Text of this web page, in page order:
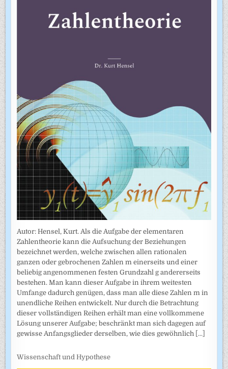
Autor: Hensel, Kurt. Als die Aufgabe der elementaren
Zahlentheorie kann die Aufsuchung der Beziehungen
bezeichnet werden, welche zwischen allen rationalen
ganzen oder gebrochenen Zahlen m einerseits und einer
beliebig angenommenen festen Grundzahl g andererseits
bestehen. Man kann dieser Aufgabe in ihrem weitesten
Umfange dadurch genügen, dass man alle diese Zahlen m in
unendliche Reihen entwickelt. Nur durch die Betrachtung
dieser vollständigen Reihen erhält man eine vollkommene
Lösung unserer Aufgabe; beschränkt man sich dagegen auf
gewisse Anfangsglieder derselben, wie dies gewöhnlich [...]
Wissenschaft und Hypothese